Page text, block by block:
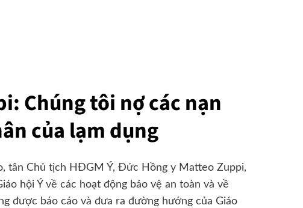
Chúng tôi nợ các nạn
của lạm dụng
tân Chủ tịch HĐGM Ý, Đức Hồng y Matteo Zuppi,
hội Ý về các hoạt động bảo vệ an toàn và về
được báo cáo và đưa ra đường hướng của Giáo